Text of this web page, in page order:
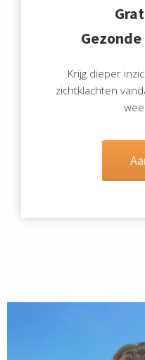
Krijg dieper
zichtklachten